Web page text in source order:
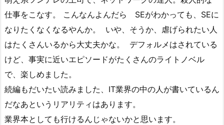
仕事をこなす。 こんなんよんだら SEがわかっても、SEに
なりたくなくなるやんか。 いや、そうか、虐げられたい人
はたくさんいるから大丈夫かな。 デフォルメはされている
けど、事実に近いエピソードがたくさんのライトノベル
で、楽しめました。
続編もだいたい読みました、IT業界の中の人が書いているん
だなあというリアリティはあります。
業界本としても行けるんじゃないかと思います。